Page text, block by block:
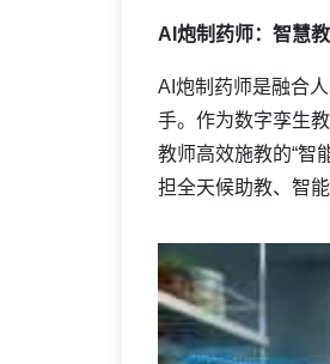
AI炮制药师：智慧
AI炮制药师是融合
手。作为数字孪生
教师高效施教的“智
担全天候助教、智